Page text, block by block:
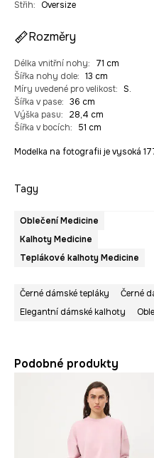
Střih: Oversize
Rozměry
Délka vnitřní nohy:
71 cm
Šířka nohy dole: 13 cm
Míry uvedené pro velikost: S.
Šířka v pase: 36 cm
Výška pasu:
28,4 cm
Šířka v bocích: 51 cm
Modelka na fotografii je vysoká
Tagy
Oblečení Medicine
Kalhoty Medicine
Teplákové kalhoty Medicine
Černé dámské tepláky
Černé
Elegantní dámské kalhoty
Podobné produkty